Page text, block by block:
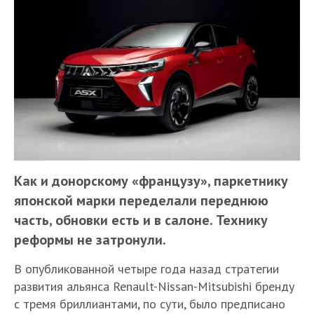
Как и донорскому «французу», паркетнику
японской марки переделали переднюю
часть, обновки есть и в салоне. Технику
реформы не затронули.
В опубликованной четыре года назад стратегии
развития альянса Renault-Nissan-Mitsubishi бренду
с тремя бриллиантами, по сути, было предписано